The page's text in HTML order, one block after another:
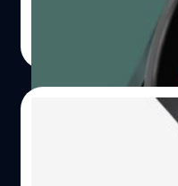
|
Samsung
Google